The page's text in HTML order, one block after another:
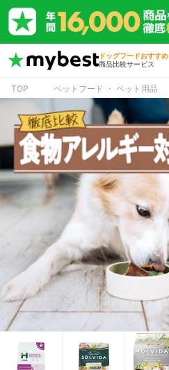
ドッグフードおすすめ
商品比較サービス
TOP ペットフード ・ ペット用品